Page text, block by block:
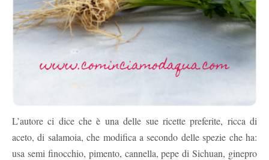
L’autore ci dice che è una delle sue ricette preferite, ricca di
aceto, di salamoia, che modifica a secondo delle spezie che ha:
usa semi finocchio, pimento, cannella, pepe di Sichuan, ginepro